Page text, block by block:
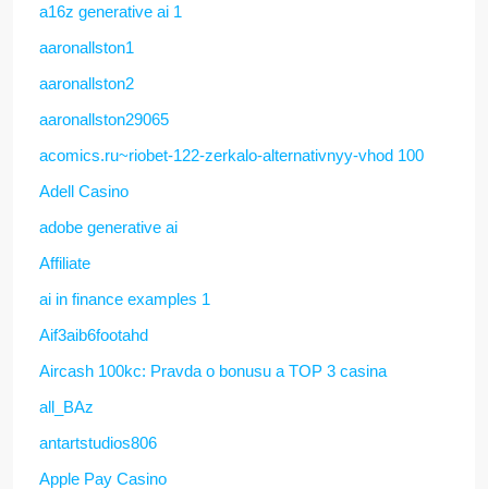
a16z generative ai 1
aaronallston1
aaronallston2
aaronallston29065
acomics.ru~riobet-122-zerkalo-alternativnyy-vhod 100
Adell Casino
adobe generative ai
Affiliate
ai in finance examples 1
Aif3aib6footahd
Aircash 100kc: Pravda o bonusu a TOP 3 casina
all_BAz
antartstudios806
Apple Pay Casino